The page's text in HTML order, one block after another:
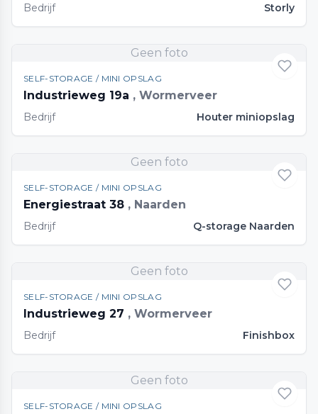
Bedrijf Storly
Geen foto
SELF-STORAGE / MINI OPSLAG
Industrieweg 19a , Wormerveer
Bedrijf Houter miniopslag
Geen foto
SELF-STORAGE / MINI OPSLAG
Energiestraat 38 , Naarden
Bedrijf Q-storage Naarden
Geen foto
SELF-STORAGE / MINI OPSLAG
Industrieweg 27 , Wormerveer
Bedrijf Finishbox
Geen foto
SELF-STORAGE / MINI OPSLAG